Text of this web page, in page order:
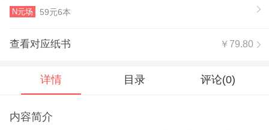
N元场 59元6本
查看对应纸书 ￥79.80
详情 目录 评论(0)
内容简介